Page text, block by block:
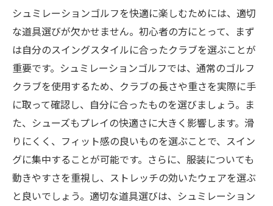
シュミレーションゴルフを快適に楽しむためには、適切
な道具選びが欠かせません。初心者の方にとって、まず
は自分のスイングスタイルに合ったクラブを選ぶことが
重要です。シュミレーションゴルフでは、通常のゴルフ
クラブを使用するため、クラブの長さや重さを実際に手
に取って確認し、自分に合ったものを選びましょう。ま
た、シューズもプレイの快適さに大きく影響します。滑
りにくく、フィット感の良いものを選ぶことで、スイン
グに集中することが可能です。さらに、服装についても
動きやすさを重視し、ストレッチの効いたウェアを選ぶ
と良いでしょう。適切な道具選びは、シュミレーション